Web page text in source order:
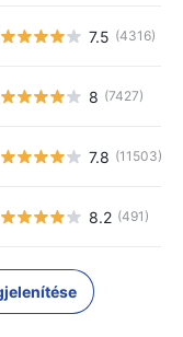
7.5 (4316)
8 (7427)
7.8 (11503)
8.2 (491)